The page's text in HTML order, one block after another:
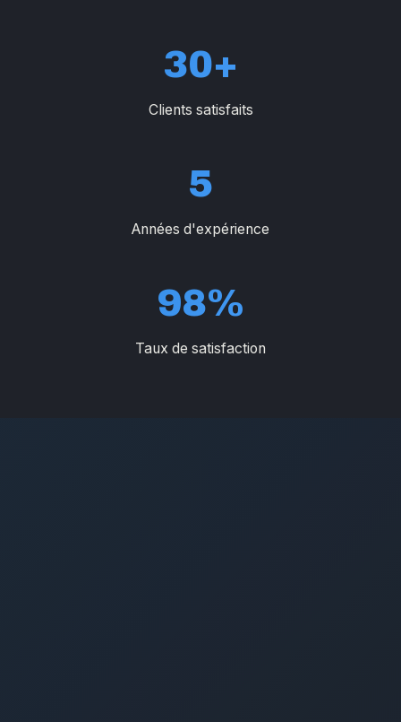
30+
Clients satisfaits
5
Années d'expérience
98%
Taux de satisfaction